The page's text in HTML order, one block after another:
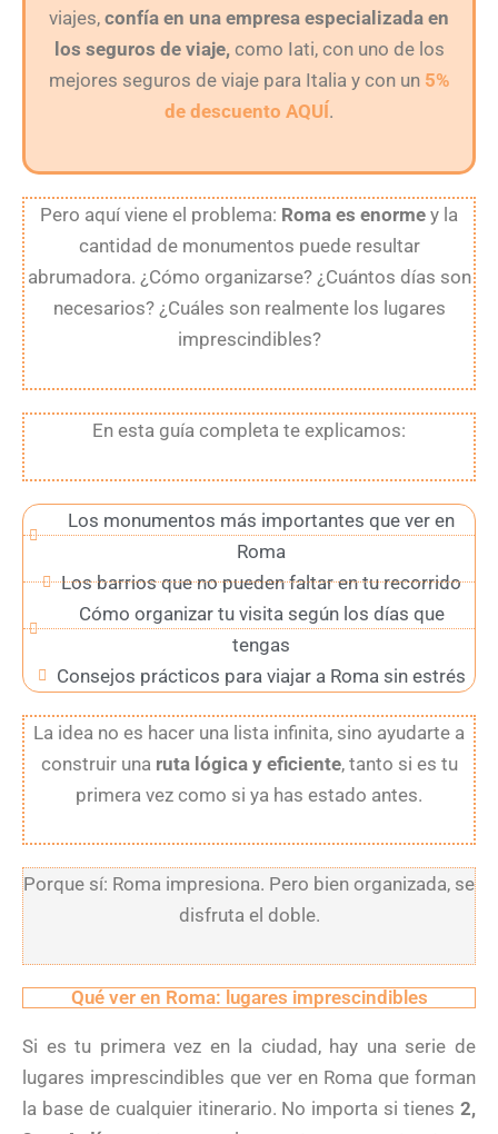
viajes, confía en una empresa especializada en
los seguros de viaje,como Iati, con uno de los
mejores seguros de viaje para Italia y con un 5%
de descuento AQUÍ.
Pero aquí viene el problema: Roma es enorme y la
cantidad de monumentos puede resultar
abrumadora. ¿Cómo organizarse? ¿Cuántos días son
necesarios? ¿Cuáles son realmente los lugares
imprescindibles?
En esta guía completa te explicamos:
Los monumentos más importantes que ver en
Roma
Los barrios que no pueden faltar en tu recorrido
Cómo organizar tu visita según los días que
tengas
Consejos prácticos para viajar a Roma sin estrés
La idea no es hacer una lista infinita, sino ayudarte a
construir una ruta lógica y eficiente, tanto si es tu
primera vez como si ya has estado antes.
Porque sí: Roma impresiona. Pero bien organizada, se
disfruta el doble.
Qué ver en Roma: lugares imprescindibles
Si es tu primera vez en la ciudad, hay una serie de
lugares imprescindibles que ver en Roma que forman
la base de cualquier itinerario. No importa si tienes 2,